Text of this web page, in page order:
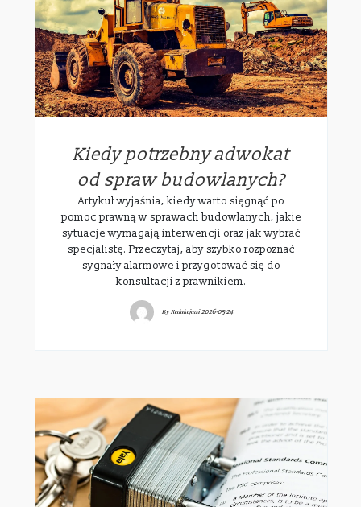
Kiedy potrzebny adwokat
od spraw budowlanych?
Artykuł wyjaśnia, kiedy warto sięgnąć po
pomoc prawną w sprawach budowlanych, jakie
sytuacje wymagają interwencji oraz jak wybrać
specjalistę. Przeczytaj, aby szybko rozpoznać
sygnały alarmowe i przygotować się do
konsultacji z prawnikiem.
ByRedakcjawi 2026-05-24